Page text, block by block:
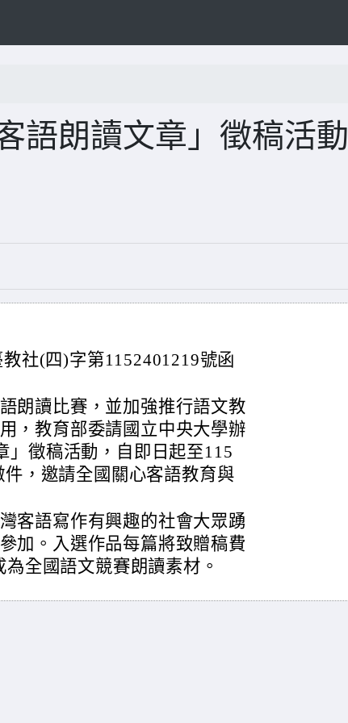
語朗讀文章」徵稿活動
社(四)字第1152401219號函
朗讀比賽，並加強推行語文教
，教育部委請國立中央大學辦
」徵稿活動，自即日起至115
，邀請全國關心客語教育與
客語寫作有興趣的社會大眾踴
加。入選作品每篇將致贈稿費
全國語文競賽朗讀素材。